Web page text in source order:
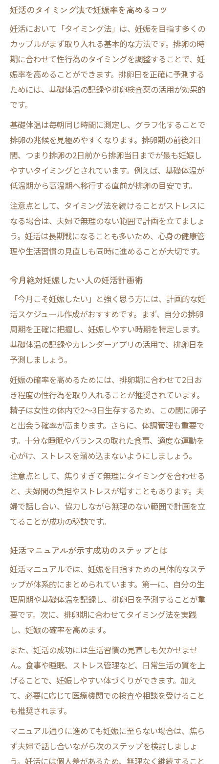
妊活で基礎体温を有効活用するポイント
妊娠しやすいタイミングを基礎体温で見極
め
妊活のための基礎体温グラフ分析方法
排卵日を見極める妊活の新常識
妊活で排卵日予測の精度を上げる方法
妊活マニュアルが推奨する排卵日の捉え方
排卵検査薬と基礎体温の活用術を比較
妊活で知っておきたい排卵周期の変動
妊活初心者がまずやること徹底解説
妊活何から始めるか迷った時の一歩目
妊活マニュアルが教える事前準備の基本
プレコンセプションケアと妊活の関係性
妊活まずやること30代女性の実践例
今月こそ妊娠したい人の生活習慣ポイント
妊活のための規則正しい睡眠と運動の重要
性
妊活と食事バランス改善で妊娠率向上を目
指す
ストレスケアが妊活成功へ導く理由
妊活初心者ができる毎日の生活習慣チェッ
ク
妊活マニュアルに基づく体調管理のコツ
やってはいけない妊活中のNG行動まとめ
妊活中やってはいけない事の代表例
妊活で避けるべき生活習慣やクセとは
妊活の妨げになるNG行動を徹底解説
妊活で注意したいストレスとの向き合い方
妊活マニュアルにない陥りがちな失敗例
妊活のタイミング法で妊娠率を高めるコツ
妊活において「タイミング法」は、妊娠を目指す多くの
カップルがまず取り入れる基本的な方法です。排卵の時
期に合わせて性行為のタイミングを調整することで、妊
娠率を高めることができます。排卵日を正確に予測する
ためには、基礎体温の記録や排卵検査薬の活用が効果的
です。
基礎体温は毎朝同じ時間に測定し、グラフ化することで
排卵の兆候を見極めやすくなります。排卵期の前後2日
間、つまり排卵の2日前から排卵当日までが最も妊娠し
やすいタイミングとされています。例えば、基礎体温が
低温期から高温期へ移行する直前が排卵の目安です。
注意点として、タイミング法を続けることがストレスに
なる場合は、夫婦で無理のない範囲で計画を立てましょ
う。妊活は長期戦になることも多いため、心身の健康管
理や生活習慣の見直しも同時に進めることが大切です。
今月絶対妊娠したい人の妊活計画術
「今月こそ妊娠したい」と強く思う方には、計画的な妊
活スケジュール作成がおすすめです。まず、自分の排卵
周期を正確に把握し、妊娠しやすい時期を特定します。
基礎体温の記録やカレンダーアプリの活用で、排卵日を
予測しましょう。
妊娠の確率を高めるためには、排卵期に合わせて2日お
き程度の性行為を取り入れることが推奨されています。
精子は女性の体内で2～3日生存するため、この間に卵子
と出会う確率が高まります。さらに、体調管理も重要で
す。十分な睡眠やバランスの取れた食事、適度な運動を
心がけ、ストレスを溜め込まないようにしましょう。
注意点として、焦りすぎて無理にタイミングを合わせる
と、夫婦間の負担やストレスが増すこともあります。夫
婦で話し合い、協力しながら無理のない範囲で計画を立
てることが成功の秘訣です。
妊活マニュアルが示す成功のステップとは
妊活マニュアルでは、妊娠を目指すための具体的なステ
ップが体系的にまとめられています。第一に、自分の生
理周期や基礎体温を記録し、排卵日を予測することが重
要です。次に、排卵期に合わせてタイミング法を実践
し、妊娠の確率を高めます。
また、妊活の成功には生活習慣の見直しも欠かせませ
ん。食事や睡眠、ストレス管理など、日常生活の質を上
げることで、妊娠しやすい体づくりができます。加え
て、必要に応じて医療機関での検査や相談を受けること
も推奨されます。
マニュアル通りに進めても妊娠に至らない場合は、焦ら
ず夫婦で話し合いながら次のステップを検討しましょ
う。妊活には個人差があるため、無理なく継続すること